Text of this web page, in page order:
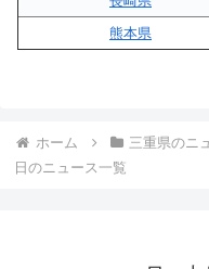
熊本県
ホーム 三重県のニ
日のニュース一覧